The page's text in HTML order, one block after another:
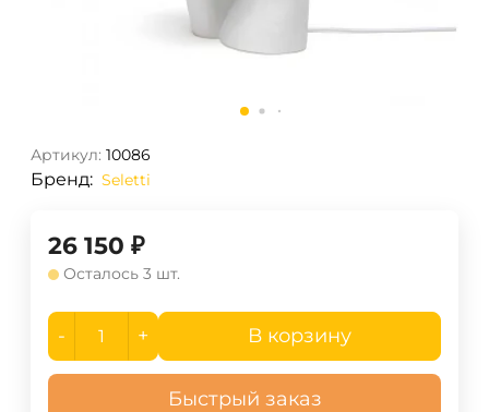
Артикул: 10086
Бренд: Seletti
26 150 ₽
Осталось 3 шт.
- + В корзину
Быстрый заказ